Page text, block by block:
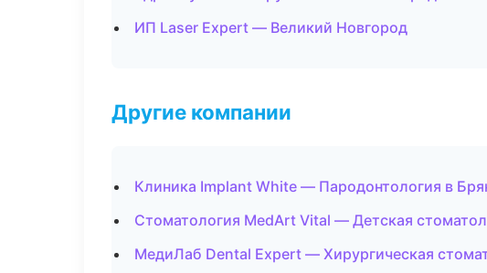
ИП Laser Expert — Великий Новгород
Другие компании
Клиника Implant White — Пародонтология в
Стоматология MedArt Vital — Детская
МедиЛаб Dental Expert — Хирургическая